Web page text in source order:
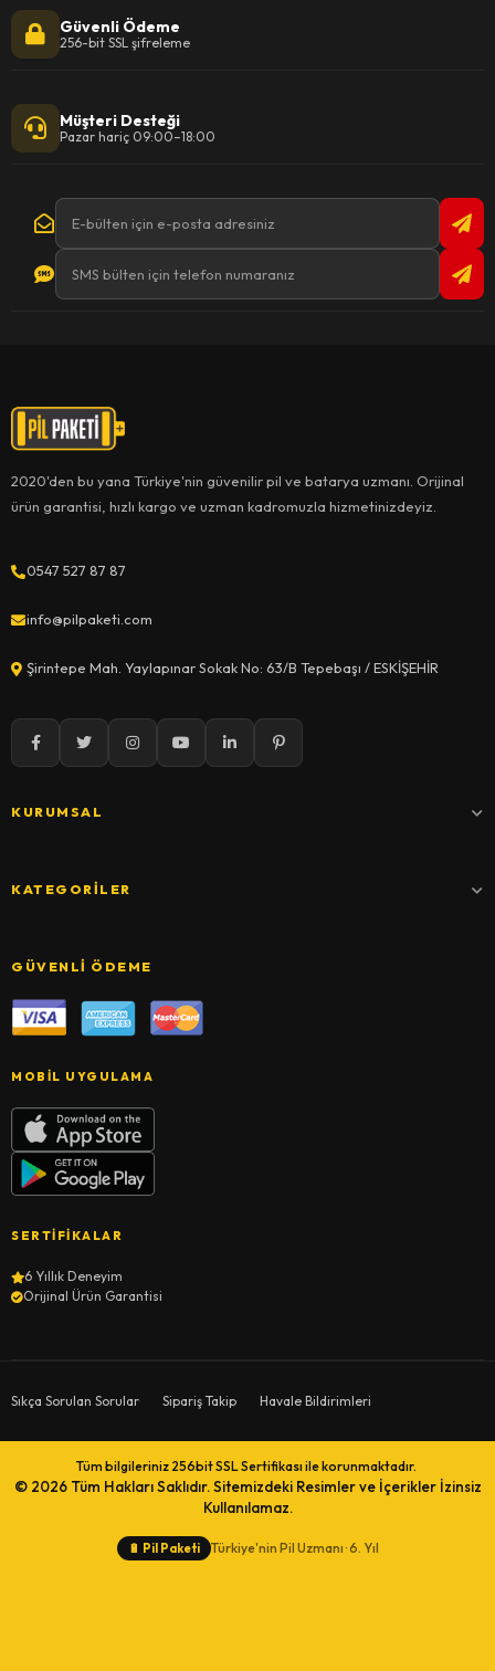
Güvenli Ödeme
256-bit SSL şifreleme
Müşteri Desteği
Pazar hariç 09:00–18:00
2020'den bu yana Türkiye'nin güvenilir pil ve batarya uzmanı. Orijinal
ürün garantisi, hızlı kargo ve uzman kadromuzla hizmetinizdeyiz.
0547 527 87 87
info@pilpaketi.com
Şirintepe Mah. Yaylapınar Sokak No: 63/B Tepebaşı / ESKİŞEHİR
KURUMSAL
KATEGORILER
GÜVENLI ÖDEME
MOBIL UYGULAMA
SERTIFIKALAR
6 Yıllık Deneyim
Orijinal Ürün Garantisi
Sıkça Sorulan Sorular Sipariş Takip Havale Bildirimleri
Tüm bilgileriniz 256bit SSL Sertifikası ile korunmaktadır.
© 2026 Tüm Hakları Saklıdır. Sitemizdeki Resimler ve İçerikler İzinsiz
Kullanılamaz.
🔋 Pil Paketi Türkiye'nin Pil Uzmanı · 6. Yıl